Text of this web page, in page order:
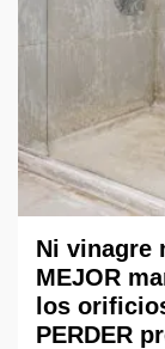
Ni vinagre
MEJOR
los
PERDER